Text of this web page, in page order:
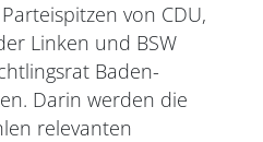
von CDU,
Linken und BSW
Baden-
Darin werden die
relevanten